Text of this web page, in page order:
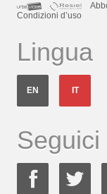
Condizioni d’uso
Lingua
EN IT
Seguici